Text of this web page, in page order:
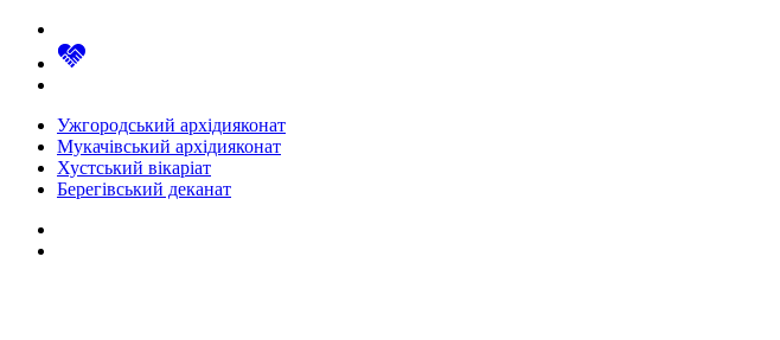
Ужгородський архідияконат
Мукачівський архідияконат
Хустський вікаріат
Берегівський деканат